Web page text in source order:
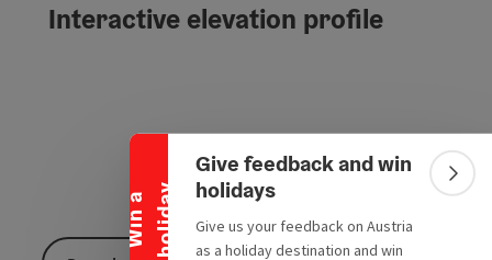
W
i
n
a
h
o
l
i
d
a y
Collapse banner
Give feedback and win
holidays
Give us your feedback on Austria
as a holiday destination and win
Interactive elevation profile